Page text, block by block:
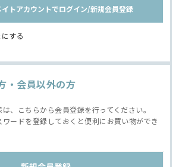
トアカウントでログイン/新規会員登録
する
・会員以外の方
、こちらから会員登録を行ってください。
ワードを登録しておくと便利にお買い物ができ